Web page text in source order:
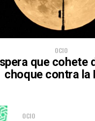
OCIO
que cohete
choque contra la
OCIO